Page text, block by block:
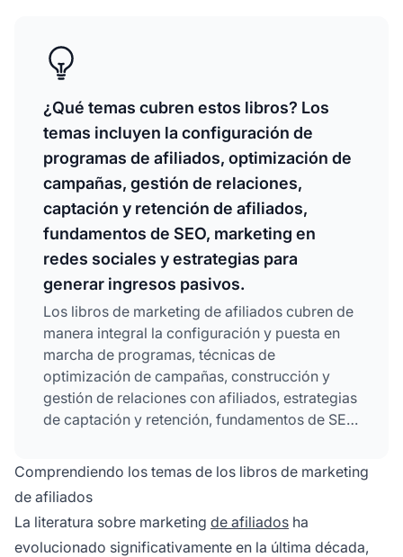
¿Qué temas cubren estos libros? Los
temas incluyen la configuración de
programas de afiliados, optimización de
campañas, gestión de relaciones,
captación y retención de afiliados,
fundamentos de SEO, marketing en
redes sociales y estrategias para
generar ingresos pasivos.
Los libros de marketing de afiliados cubren de
manera integral la configuración y puesta en
marcha de programas, técnicas de
optimización de campañas, construcción y
gestión de relaciones con afiliados, estrategias
de captación y retención, fundamentos de SEO,
métodos para generar ingresos pasivos. Estos
temas brindan una base completa para crear y
escalar programas de afiliados exitosos.
Comprendiendo los temas de los libros de marketing
de afiliados
La literatura sobre marketing de afiliados ha
evolucionado significativamente en la última década,